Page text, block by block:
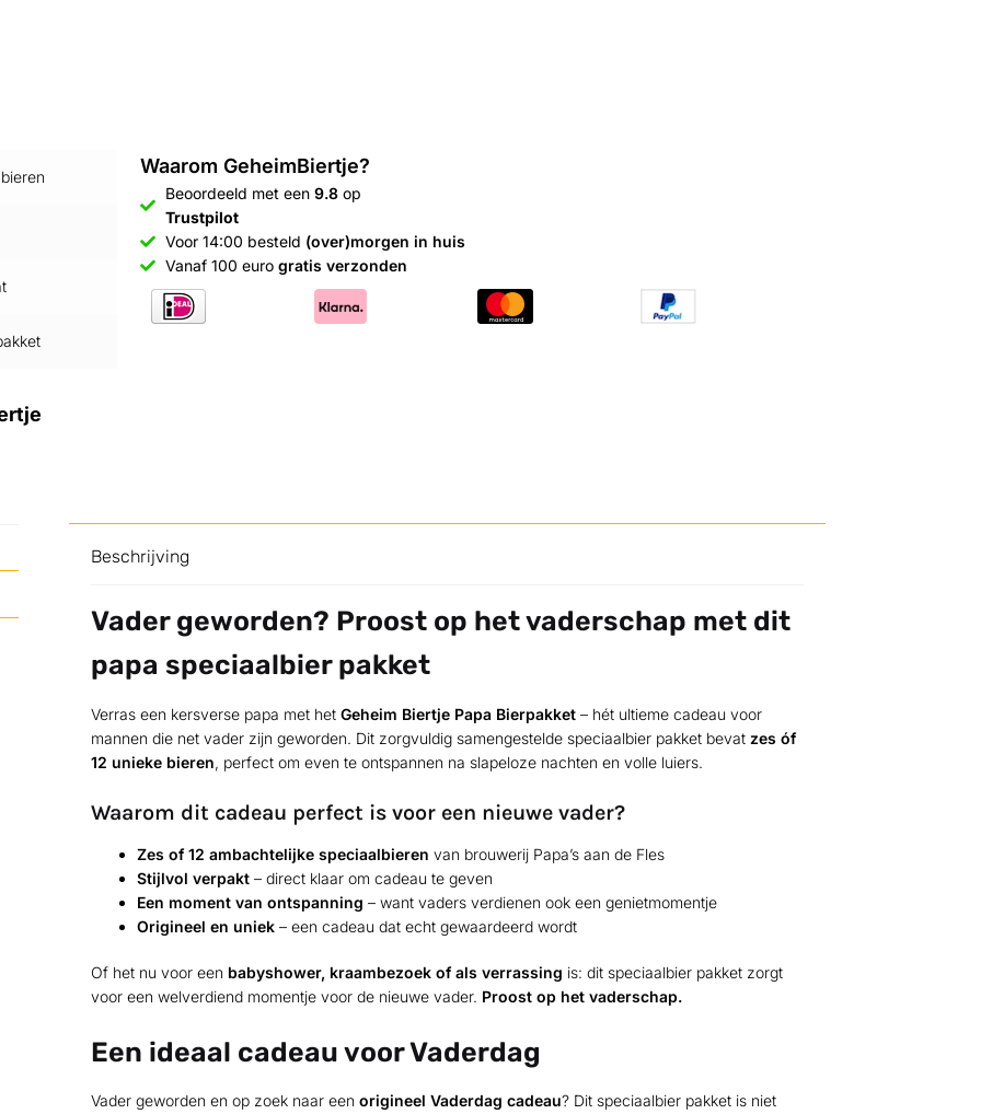
Waarom GeheimBiertje?
Beoordeeld met een 9.8op
Trustpilot
Voor 14:00 besteld (over)morgen in huis
Vanaf 100 euro gratis verzonden
Beschrijving
Vader geworden? Proost op het vaderschap met dit
papa speciaalbier pakket
Verras een kersverse papa met het Geheim Biertje Papa Bierpakket– hét ultieme cadeau voor
mannen die net vader zijn geworden. Dit zorgvuldig samengestelde speciaalbier pakket bevat zes óf
12 unieke bieren, perfect om even te ontspannen na slapeloze nachten en volle luiers.
Waarom dit cadeau perfect is voor een nieuwe vader?
Zes of 12 ambachtelijke speciaalbieren van brouwerij Papa’s aan de Fles
Stijlvol verpakt– direct klaar om cadeau te geven
Een moment van ontspanning – want vaders verdienen ook een genietmomentje
Origineel en uniek– een cadeau dat echt gewaardeerd wordt
Of het nu voor een babyshower, kraambezoek of als verrassing is: dit speciaalbier pakket zorgt
voor een welverdiend momentje voor de nieuwe vader. Proost op het vaderschap.
Een ideaal cadeau voor Vaderdag
Vader geworden en op zoek naar een origineel Vaderdag cadeau? Dit speciaalbier pakket is niet